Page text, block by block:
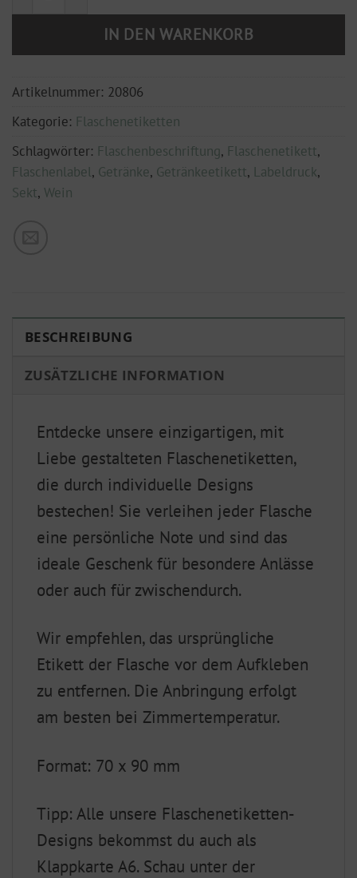
IN DEN WARENKORB
Artikelnummer: 20806
Kategorie: Flaschenetiketten
Schlagwörter: Flaschenbeschriftung, Flaschenetikett,
Flaschenlabel, Getränke, Getränkeetikett, Labeldruck,
Sekt, Wein
BESCHREIBUNG
ZUSÄTZLICHE INFORMATION
Entdecke unsere einzigartigen, mit
Liebe gestalteten Flaschenetiketten,
die durch individuelle Designs
bestechen! Sie verleihen jeder Flasche
eine persönliche Note und sind das
ideale Geschenk für besondere Anlässe
oder auch für zwischendurch.
Wir empfehlen, das ursprüngliche
Etikett der Flasche vor dem Aufkleben
zu entfernen. Die Anbringung erfolgt
am besten bei Zimmertemperatur.
Format: 70 x 90 mm
Tipp: Alle unsere Flaschenetiketten-
Designs bekommst du auch als
Klappkarte A6. Schau unter der